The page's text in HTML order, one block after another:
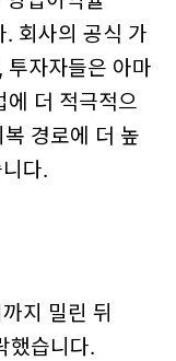
회사의 공식 가
투자자들은 아마
에 더 적극적으
경로에 더 높
다.
지 밀린 뒤
했습니다.